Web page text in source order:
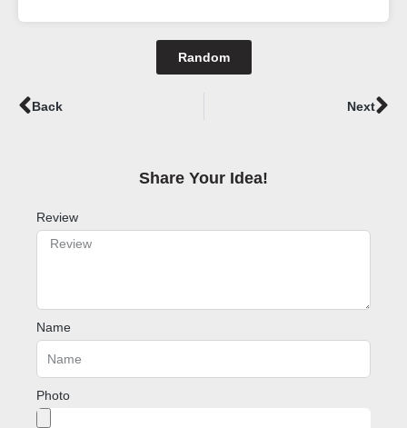
Random
Prev
Back Next
Share Your Idea!​
Review
Name
Photo